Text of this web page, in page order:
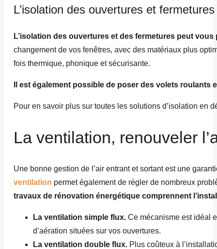
L’isolation des ouvertures et
L’isolation des ouvertures et des fermetures peut
changement de vos fenêtres, avec des matériaux plus
fois thermique, phonique et sécurisante.
Il est également possible de poser des volets
Pour en savoir plus sur toutes les solutions d’isolation en
La ventilation, renouveler
Une bonne gestion de l’air entrant et sortant est une
ventilation permet également de régler de nombreux
travaux de rénovation énergétique comprennent
La ventilation simple flux. Ce mécanisme est idéal
d’aération situées sur vos ouvertures.
La ventilation double flux. Plus coûteux à